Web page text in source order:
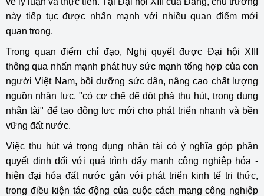
này tiếp tục được nhấn mạnh với nhiều quan điểm mới
quan trọng.
Trong quan điểm chỉ đạo, Nghị quyết được Đại hội XIII
thông qua nhấn mạnh phát huy sức mạnh tổng hợp của con
người Việt Nam, bồi dưỡng sức dân, nâng cao chất lượng
nguồn nhân lực, "có cơ chế để đột phá thu hút, trọng dụng
nhân tài" để tạo động lực mới cho phát triển nhanh và bền
vững đất nước.
Việc thu hút và trọng dụng nhân tài có ý nghĩa góp phần
quyết định đối với quá trình đẩy mạnh công nghiệp hóa -
hiện đại hóa đất nước gắn với phát triển kinh tế tri thức,
trong điều kiện tác động của cuộc cách mạng công nghiệp